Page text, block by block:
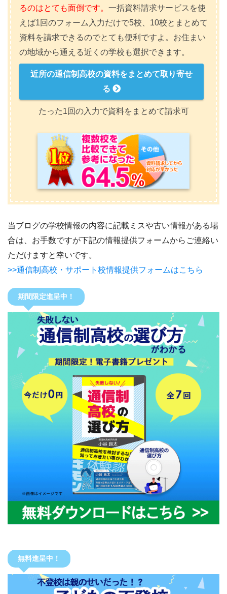
るのはとても面倒です。 一括資料請求サービスを使
えば1回のフォーム入力だけで5校、10校とまとめて
資料を請求できるのでとても便利ですよ。お住まい
の地域から通える近くの学校も選択できます。
近所の通信制高校の資料をまとめて取り寄せ
る
たった1回の入力で資料をまとめて請求可
当ブログの学校情報の内容に記載ミスや古い情報がある場
合は、お手数ですが下記の情報提供フォームからご連絡い
ただけますと幸いです。
>>通信制高校・サポート校情報提供フォームはこちら
期間限定進呈中！
無料進呈中！